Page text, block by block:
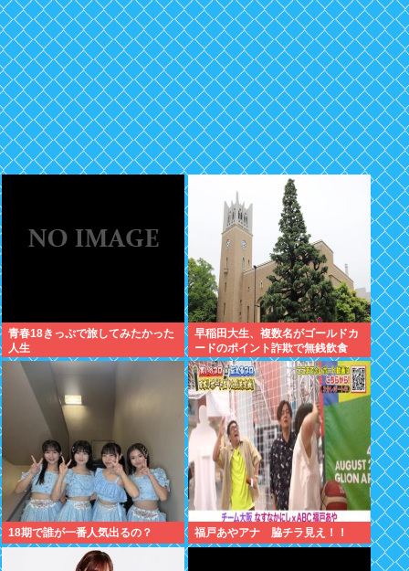
青春18きっぷで旅してみたかった
人生
早稲田大生、複数名がゴールドカ
ードのポイント詐欺で無銭飲食
18期で誰が一番人気出るの？ 福戸あやアナ 脇チラ見え！！